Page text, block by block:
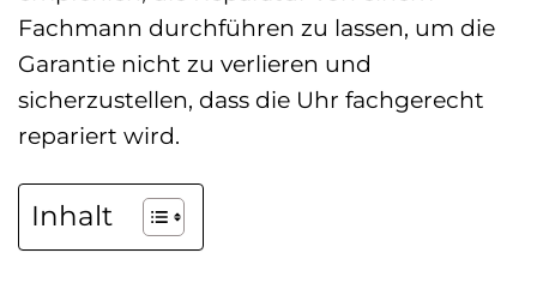
Fachmann durchführen zu lassen, um die
Garantie nicht zu verlieren und
sicherzustellen, dass die Uhr fachgerecht
repariert wird.
Inhalt